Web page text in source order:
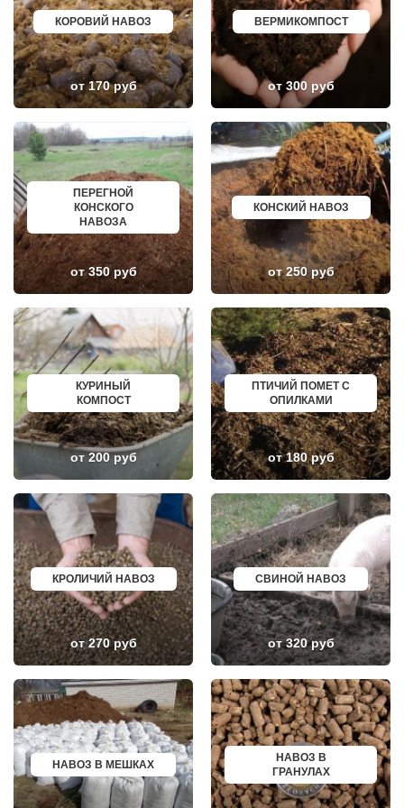
ДОРОХОВО
ДРЕЗНА
ДРУЖБА
ДУБКИ
ДУБНА
ДУБОВАЯ РОЩА
ЕГОРЬЕВСК
ЖЕЛЕЗНОДОРОЖНЫЙ
ЖИЛЕВО
ЖУКОВСКИЙ
ЗАГОРЯНСКИЙ
ЗАПРУДНЯ
ЗАРАЙСК
ЗАРЕЧЬЕ
ЗВЕНИГОРОД
ЗЕЛЕНОГРАД
ЗЕЛЕНОГРАДСКИЙ
ЗНАМЯ ОКТЯБРЯ
ИВАНТЕЕВКА
ИКША
ИСТРА
КАЛИНИНЕЦ
КАШИРА
КИЕВСКИЙ
КЛИМОВСК
КЛИН
КЛЯЗЬМА
КНУТОВО
КОЖИНО
КОКОШКИНО
КОЛЮБАКИНО
КОММУНАРКА
КОРЕНЕВО
КОРОЛЕВ
КОСИНО
КОТЕЛЬНИКИ
КРАСКОВО
КРАСНАЯ ПАХРА
КРАСНОАРМЕЙСК
КРАСНОГОРСК
КРАСНОЗАВОДСК
КРАСНОЗНАМЕНСК
КРАТОВО
КРЮКОВО
КУБИНКА
КУРОВСКОЕ
ЛЕСНОЙ
ЛЕТОВО
ЛИКИНО-ДУЛЕВО
ЛОБАНОВО
ЛОБНЯ
ЛОПАТИНСКИЙ
ЛОСИНО-ПЕТРОВСКИЙ
ЛОТОШИНО
ЖЕЛЕЗНОГОРСК
АСБЕСТ
БОРИСОГЛЕБСК
БУЗУЛУК
ЕССЕНТУКИ
КАНСК
ТОСНО
ЭЛИСТА
ХАСАВЮРТ
УХТА
НОРИЛЬСК
РЕЖ
НОВОАЛТАЙСК
НЕВИННОМЫССК
ГОРНО АЛТАЙСК
КИНЕШМА
СЕРОВ
АЛЬМЕТЬЕВСК
ГРОЗНЫЙ
ЗЛАТОУСТ
НОВОЧЕБОКСАРСК
МИРНЫЙ
ГЕОРГИЕВСК
НОВОКУЙБЫШЕВСК
МИНЕРАЛЬНЫЕ ВОДЫ
ЕЛАБУГА
ЕЛЕЦ
ПАВЛОВО
КИСЛОВОДСК
КРОПОТКИН
УСОЛЬЕ
НИЖНЕВАРТОВСК
КОРЕНОВСК
ПИОНЕРСКИЙ
КИРИШИ
САРОВ
ЧАПАЕВСК
АЛЕКСИН
БЕЛОРЕЧЕНСК
БОЛЬШОЙ КАМЕНЬ
КИРЖАЧ
ПРИОЗЕРСК
САЛЬСК
ТОБОЛЬСК
ВОТКИНСК
КИЗЛЯР
НЕФТЕЮГАНСК
ВОЛХОВ
САЛАВАТ
СОСНОВЫЙ БОР
РЕВДА
ГАГАРИН
ПОЧИНОК
ГУСЕВ
КАНАШ
КОРОВИЙ НАВОЗ
от 170 руб
ВЕРМИКОМПОСТ
от 300 руб
ПЕРЕГНОЙ
КОНСКОГО
НАВОЗА
от 350 руб
КОНСКИЙ НАВОЗ
от 250 руб
КУРИНЫЙ
КОМПОСТ
от 200 руб
ПТИЧИЙ ПОМЕТ С
ОПИЛКАМИ
от 180 руб
КРОЛИЧИЙ НАВОЗ
от 270 руб
СВИНОЙ НАВОЗ
от 320 руб
НАВОЗ В МЕШКАХ
НАВОЗ В
ГРАНУЛАХ